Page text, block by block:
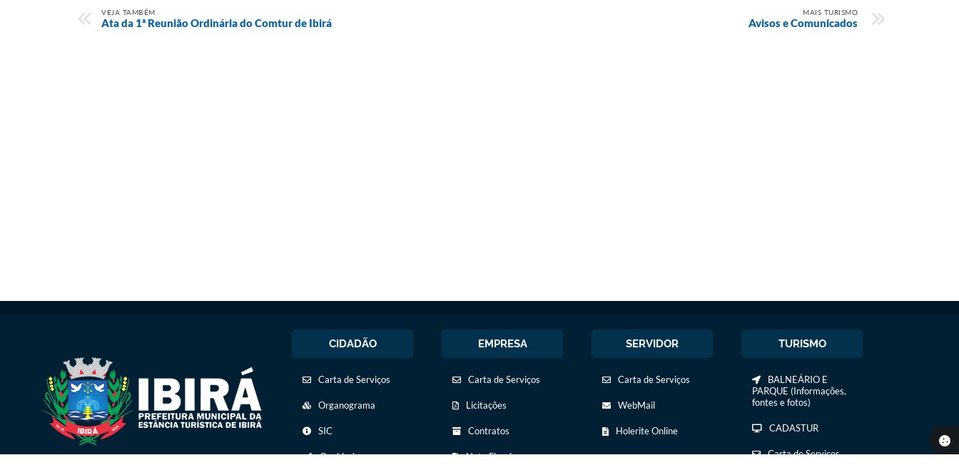
VEJA TAMBÉM
Ata da 1ª Reunião Ordinária do Comtur de Ibirá
MAIS TURISMO
Avisos e Comunicados
CIDADÃO
Carta de Serviços
Organograma
SIC
Ouvidoria
EMPRESA
Carta de Serviços
Licitações
Contratos
Nota Fiscal
SERVIDOR
Carta de Serviços
WebMail
Holerite Online
TURISMO
BALNEÁRIO E
PARQUE (Informações,
fontes e fotos)
CADASTUR
Carta de Serviços